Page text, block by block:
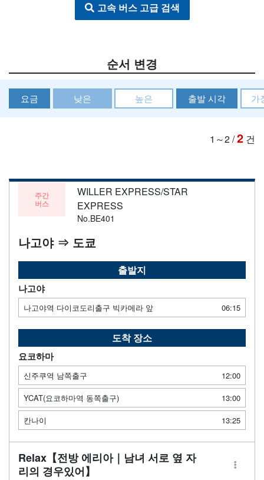
고속 버스 고급 검색
순서 변경
요금 낮은 높은 출발 시각 가
1～2/2 건
주간
버스
WILLER EXPRESS/STAR
EXPRESS
No.BE401
나고야 ⇒ 도쿄
출발지
나고야
나고야역 다이코도리출구 빅카메라 앞 06:15
도착 장소
요코하마
신주쿠역 남쪽출구
12:00
YCAT(요코하마역 동쪽출구)
13:00
칸나이
13:25
Relax【전방 에리아｜남녀 서로 옆 자
리의 경우있어】